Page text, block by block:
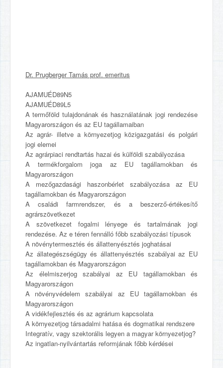
Dr. Prugberger Tamás prof. emeritus
AJAMUÉD89N5
AJAMUÉD89L5
A termőföld tulajdonának és használatának jogi rendezése
Magyarországon és az EU tagállamaiban
Az agrár- illetve a környezetjog közigazgatási és polgári
jogi elemei
Az agrárpiaci rendtartás hazai és külföldi szabályozása
A termékforgalom joga az EU tagállamokban és
Magyarországon
A mezőgazdasági haszonbérlet szabályozása az EU
tagállamokban és Magyarországon
A családi farmrendszer, és a beszerző-értékesítő
agrárszövetkezet
A szövetkezet fogalmi lényege és tartalmának jogi
rendezése. Az e téren fennálló főbb szabályozási típusok
A növénytermesztés és állattenyésztés joghatásai
Az állategészségügy és állattenyésztés szabályai az EU
tagállamokban és Magyarországon
Az élelmiszerjog szabályai az EU tagállamokban és
Magyarországon
A növényvédelem szabályai az EU tagállamokban és
Magyarországon
A vidékfejlesztés és az agrárium kapcsolata
A környezetjog társadalmi hatása és dogmatikai rendszere
Integratív, vagy szektorális legyen a magyar környezetjog?
Az ingatlan-nyilvántartás reformjának főbb kérdései